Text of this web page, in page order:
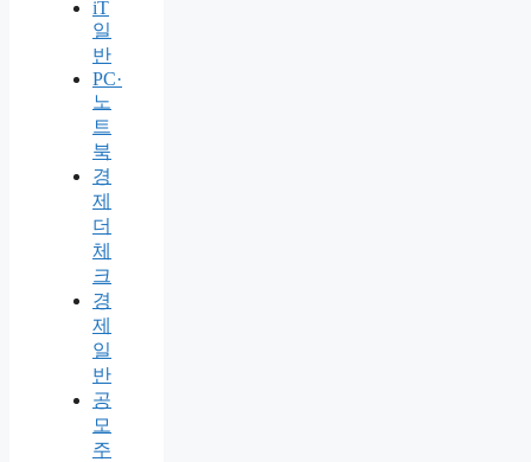
iT
일
반
PC·
노
트
북
경
제
더
체
크
경
제
일
반
공
모
주